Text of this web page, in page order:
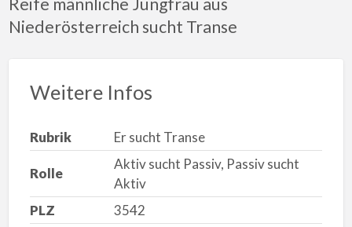
Reife männliche Jungfrau aus
Niederösterreich sucht Transe
Weitere Infos
Rubrik Er sucht Transe
Rolle
Aktiv sucht Passiv, Passiv sucht
Aktiv
PLZ
3542